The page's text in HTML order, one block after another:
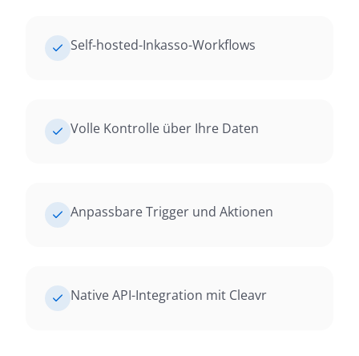
Self-hosted-Inkasso-Workflows
Volle Kontrolle über Ihre Daten
Anpassbare Trigger und Aktionen
Native API-Integration mit Cleavr